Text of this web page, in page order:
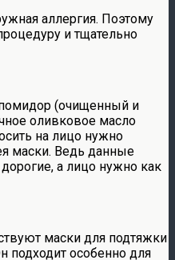
аллергия. Поэтому
и тщательно
(очищенный и
оливковое масло
на лицо нужно
маски. Ведь данные
а лицо нужно как
маски для подтяжки
подходит особенно для